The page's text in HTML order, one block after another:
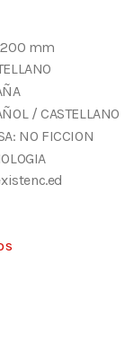
mm
/ CASTELLANO
NO FICCION